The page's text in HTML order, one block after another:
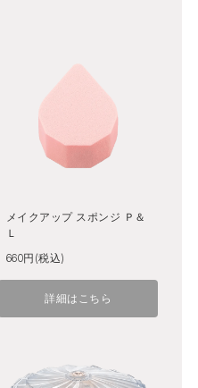
メイクアップ スポンジ Ｐ＆
Ｌ
660円(税込)
詳細はこちら